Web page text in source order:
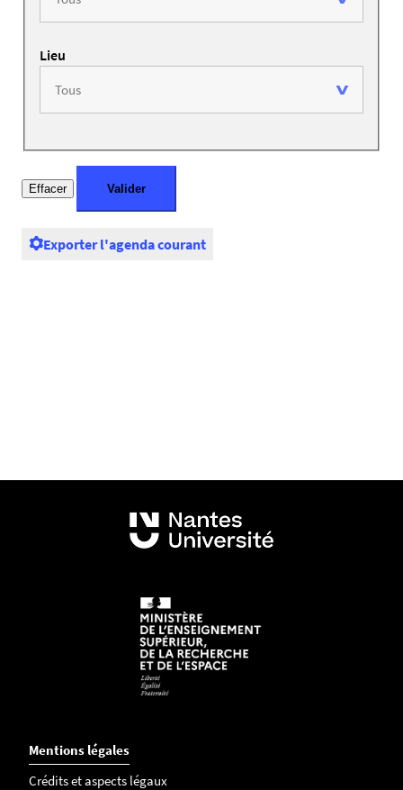
Lieu
Exporter l'agenda courant
Mentions légales
Crédits et aspects légaux